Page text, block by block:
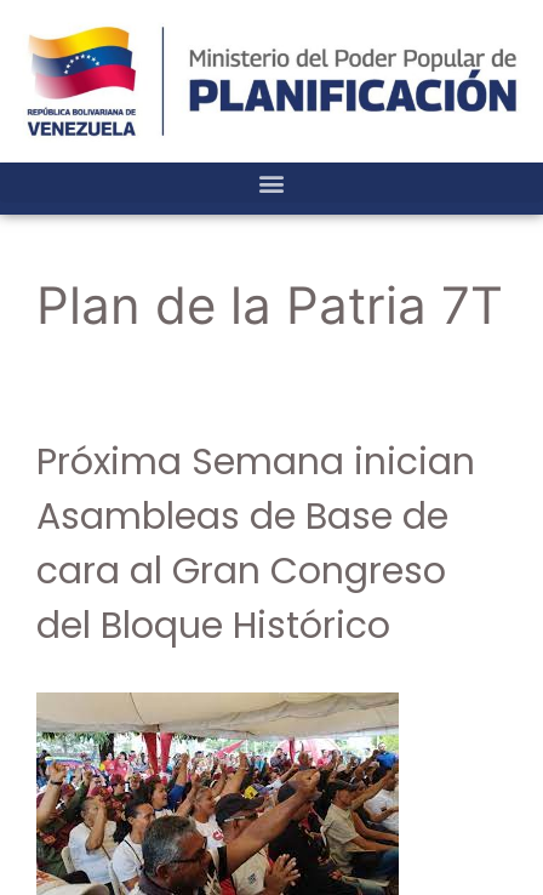
Plan de la Patria 7T
Próxima Semana inician
Asambleas de Base de
cara al Gran Congreso
del Bloque Histórico